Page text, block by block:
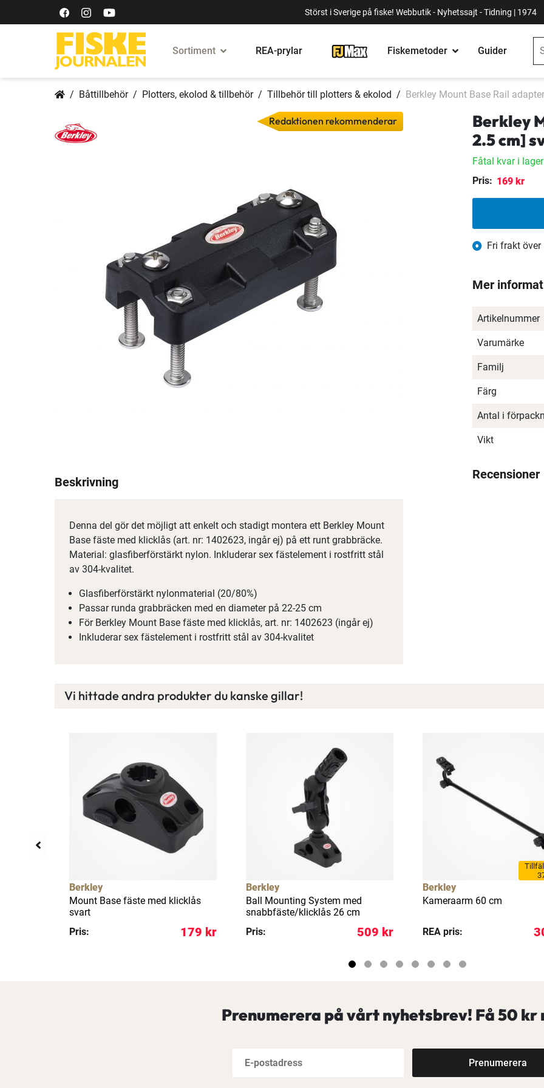
Spana in FJ Max
Störst i Sverige på fiske! Webbutik - Nyhetssajt - Tidning | 1974
Sortiment REA-prylar Fiskemetoder Guider
Båttillbehör Plotters, ekolod & tillbehör Tillbehör till plotters & ekolod Berkley Mount Base Rail
Redaktionen rekommenderar
Beskrivning
Denna del gör det möjligt att enkelt och stadigt montera ett Berkley Mount
Base fäste med klicklås (art. nr: 1402623, ingår ej) på ett runt grabbräcke.
Material: glasfiberförstärkt nylon. Inkluderar sex fästelement i rostfritt stål
av 304-kvalitet.
Glasfiberförstärkt nylonmaterial (20/80%)
Passar runda grabbräcken med en diameter på 22-25 cm
För Berkley Mount Base fäste med klicklås, art. nr: 1402623 (ingår ej)
Inkluderar sex fästelement i rostfritt stål av 304-kvalitet
Berkley
2.5 cm]
Fåtal kvar i
Pris: 169 kr
Fri frakt över
Mer
Artikelnummer
Varumärke
Familj
Färg
Antal i
Vikt
Recensioner
Vi hittade andra produkter du kanske gillar!
Berkley
Mount Base fäste med klicklås
svart
Pris:
179 kr
Berkley
Ball Mounting System med
snabbfäste/klicklås 26 cm
Pris:
509 kr
Berkley
Kameraarm 60 cm
REA pris:
Prenumerera på vårt nyhetsbrev! Få50 kr
Prenumerera